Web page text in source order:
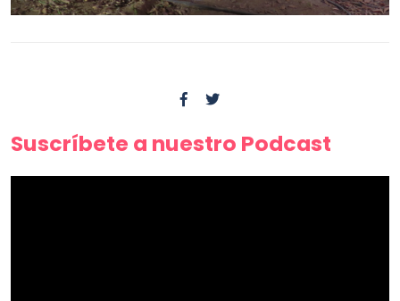
Suscríbete a nuestro Podcast